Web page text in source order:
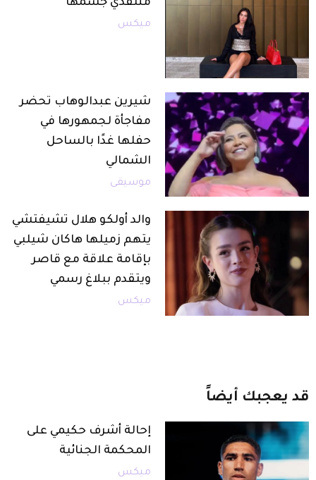
منتقدي جسمها
ميكس
شيرين عبدالوهاب تحضر
مفاجأة لجمهورها في
حفلها غدًا بالساحل
الشمالي
موسيقى
والد أولكو هلال تشيفتشي
يتهم زميلها هاكان شيلبي
بإقامة علاقة مع قاصر
ويتقدم ببلاغ رسمي
ميكس
قد يعجبك أيضاً
إحالة أشرف حكيمي على
المحكمة الجنائية
ميكس